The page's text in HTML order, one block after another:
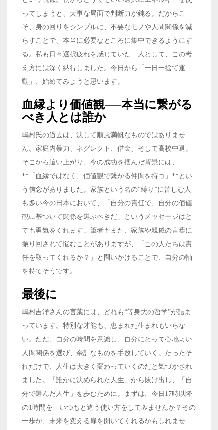
ってしまうと、大事な局面で判断力が鈍る。だからこ
そ、身の回りをシンプルに、不要なモノや人間関係を減
らすことで、本当に必要なところに集中できるようにす
る。私も日々選択疲れを感じていた一人として、この考
え方には深く納得しました。今日から「一日一捨て運
動」、始めてみようと思います。
血縁より価値観──本当に繋がる
べき人とは誰か
嶋村氏の過去は、決して順風満帆なものではありませ
ん。家庭内暴力、ネグレクト、借金、そして高校中退。
そこから這い上がり、今の成功を掴んだ背景には、
**「血縁ではなく、価値観で繋がる仲間を持つ」**とい
う信念がありました。家族という名の“縛り”に苦しむ人
も多い今の日本において、「自分の責任で、自分の価値
観に基づいて関係を選ぶべきだ」というメッセージはと
ても勇気をくれます。筆者もまた、家族や親戚の言葉に
振り回されて悩むことがありますが、「この人たちは責
任を取ってくれるか？」と問いかけることで、自分の軸
を持てそうです。
最後に
嶋村吉洋さんの言葉には、どれも“等身大の哲学”が詰ま
っています。特別な才能も、恵まれた生まれもいらな
い。ただ、自分の時間を意識し、自分にとって心地よい
人間関係を選び、余計なものを手放していく。たったそ
れだけで、人生は大きく変わっていくのだと気づかされ
ました。「誰かに決められた人生」から抜け出し、「自
分で選んだ人生」を歩むために。まずは、今日17時以降
の1時間を、いつもと違う使い方をしてみませんか？その
一歩が、未来を変える扉を開いてくれるかもしれませ